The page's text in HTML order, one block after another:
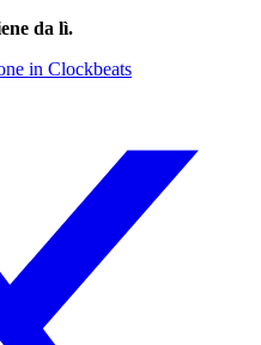
da lì.
in Clockbeats